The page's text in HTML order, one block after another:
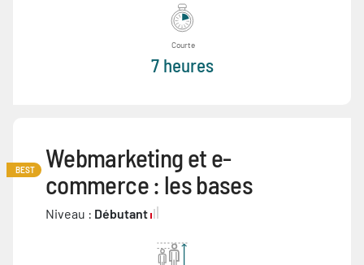
Courte
7 heures
BEST
Webmarketing et e-
commerce : les bases
Niveau : Débutant